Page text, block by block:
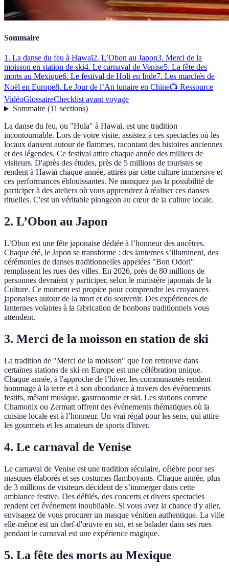
Sommaire
1. La danse du feu à Hawaï2. L’Obon au Japon3. Merci de la
moisson en station de ski4. Le carnaval de Venise5. La fête des
morts au Mexique6. Le festival de Holi en Inde7. Les marchés de
Noël en Europe8. Le Jour de l’An lunaire en Chine📺 Ressource
VidéoGlossaireChecklist avant voyage
Sommaire(11 sections)
La danse du feu, ou "Hula" à Hawaï, est une tradition
incontournable. Lors de votre visite, assistez à ces spectacles où les
locaux dansent autour de flammes, racontant des histoires anciennes
et des légendes. Ce festival attire chaque année des milliers de
visiteurs. D'après des études, près de 5 millions de touristes se
rendent à Hawaï chaque année, attirés par cette culture immersive et
ces performances éblouissantes. Ne manquez pas la possibilité de
participer à des ateliers où vous apprendrez à réaliser ces danses
rituelles. C'est un véritable plongeon au cœur de la culture locale.
2. L’Obon au Japon
L’Obon est une fête japonaise dédiée à l’honneur des ancêtres.
Chaque été, le Japon se transforme : des lanternes s’illuminent, des
cérémonies de danses traditionnelles appelées "Bon Odori"
remplissent les rues des villes. En 2026, près de 80 millions de
personnes devraient y participer, selon le ministère japonais de la
Culture. Ce moment est propice pour comprendre les croyances
japonaises autour de la mort et du souvenir. Des expériences de
lanternes volantes à la fabrication de bonbons traditionnels vous
attendent.
3. Merci de la moisson en station de ski
La tradition de "Merci de la moisson" que l'on retrouve dans
certaines stations de ski en Europe est une célébration unique.
Chaque année, à l'approche de l’hiver, les communautés rendent
hommage à la terre et à son abondance à travers des événements
festifs, mêlant musique, gastronomie et ski. Les stations comme
Chamonix ou Zermatt offrent des événements thématiques où la
cuisine locale est à l’honneur. Un vrai régal pour les sens, qui attire
les gourmets et les amateurs de sports d'hiver.
4. Le carnaval de Venise
Le carnaval de Venise est une tradition séculaire, célèbre pour ses
masques élaborés et ses costumes flamboyants. Chaque année, plus
de 3 millions de visiteurs décident de s’immerger dans cette
ambiance festive. Des défilés, des concerts et divers spectacles
rendent cet événement inoubliable. Si vous avez la chance d'y aller,
envisagez de vous procurer un masque vénitien authentique. La ville
elle-même est un chef-d'œuvre en soi, et se balader dans ses rues
pendant le carnaval est une expérience magique.
5. La fête des morts au Mexique